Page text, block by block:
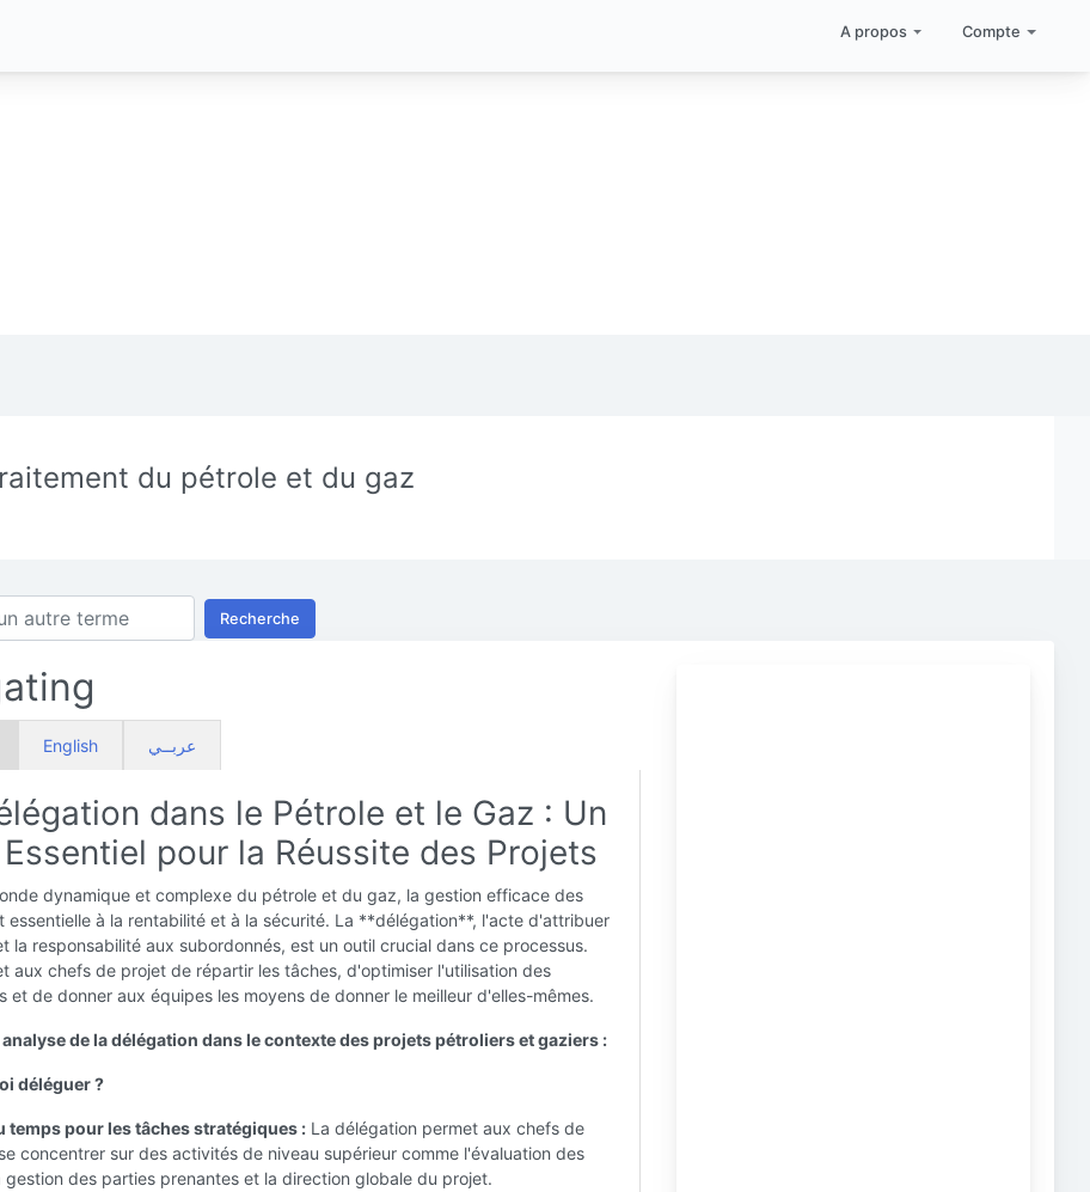
A propos Compte
du pétrole et du gaz
Recherche
English عربــي
dans le Pétrole et le Gaz : Un
pour la Réussite des Projets
dynamique et complexe du pétrole et du gaz, la gestion efficace des
essentielle à la rentabilité et à la sécurité. La **délégation**, l'acte d'attribuer
la responsabilité aux subordonnés, est un outil crucial dans ce processus.
aux chefs de projet de répartir les tâches, d'optimiser l'utilisation des
et de donner aux équipes les moyens de donner le meilleur d'elles-mêmes.
de la délégation dans le contexte des projets pétroliers et gaziers :
déléguer ?
temps pour les tâches stratégiques : La délégation permet aux chefs de
concentrer sur des activités de niveau supérieur comme l'évaluation des
gestion des parties prenantes et la direction globale du projet.